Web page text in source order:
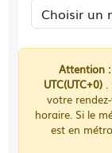
Attention :
UTC(UTC+0) .
votre
horaire. Si le
est en